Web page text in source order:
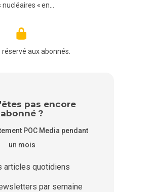
« en…
aux abonnés.
pas encore
abonné ?
POC Media pendant
un mois
articles quotidiens
par semaine